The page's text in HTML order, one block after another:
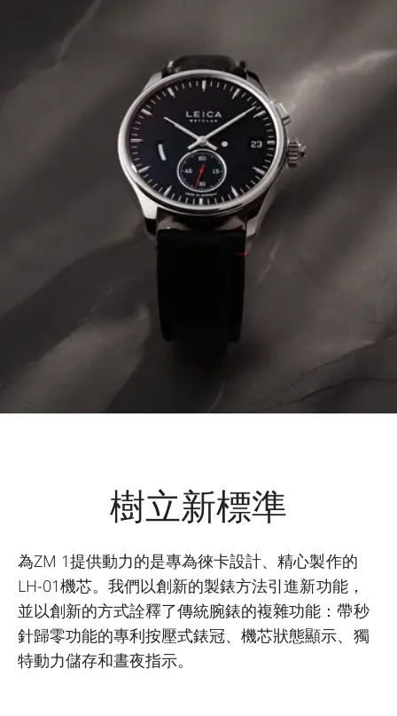
樹立新標準
為ZM 1提供動力的是專為徠卡設計、精心製作的
LH-01機芯。我們以創新的製錶方法引進新功能，
並以創新的方式詮釋了傳統腕錶的複雜功能：帶秒
針歸零功能的專利按壓式錶冠、機芯狀態顯示、獨
特動力儲存和晝夜指示。